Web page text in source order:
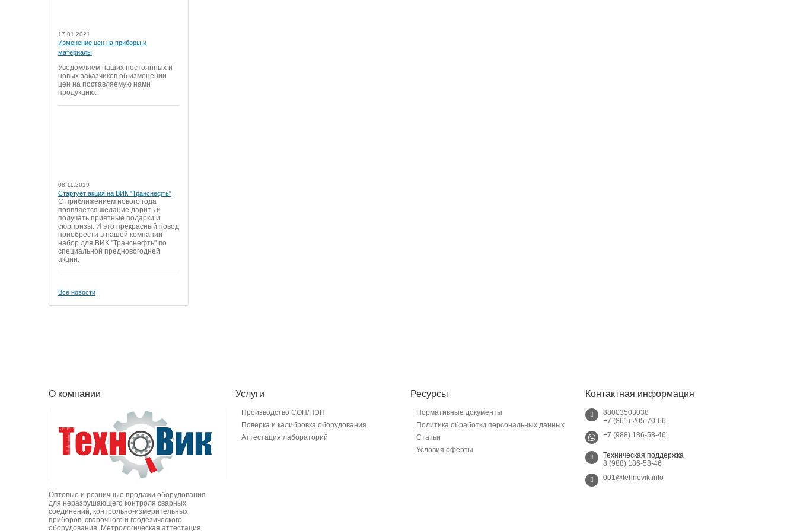
17.01.2021
Изменение цен на приборы и
материалы
Уведомляем наших постоянных и
новых заказчиков об изменении
цен на поставляемую нами
продукцию.
08.11.2019
Стартует акция на ВИК "Транснефть"
С приближением нового года
появляется желание дарить и
получать приятные подарки и
сюрпризы. И это прекрасный повод
приобрести в нашей компании
набор для ВИК "Транснефть" по
специальной предновогодней
акции.
Все новости
О компании
Оптовые и розничные продажи оборудования
для неразрушающего контроля сварных
соединений, контрольно-измерительных
приборов, сварочного и геодезического
оборудования. Метрологическая аттестация
Услуги
Производство СОП/ПЭП
Поверка и калибровка оборудования
Аттестация лабораторий
Ресурсы
Нормативные документы
Политика обработки персональных данных
Статьи
Условия оферты
Контактная информация
88003503038
+7 (861) 205-70-66
+7 (988) 186-58-46
Техническая поддержка
8 (988) 186-58-46
001@tehnovik.info